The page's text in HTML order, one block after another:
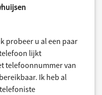
probeer u al een paar
lijkt
telefoonnummer van
Ik heb al